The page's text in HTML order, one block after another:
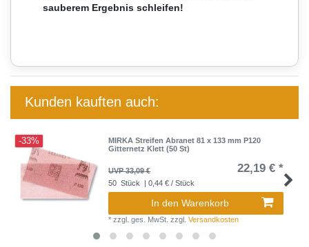
sauberem Ergebnis schleifen!
Kunden kauften auch:
-33%
MIRKA Streifen Abranet 81 x 133 mm P120
Gitternetz Klett (50 St)
UVP 33,09 € 22,19 € *
50 Stück | 0,44 € / Stück
In den Warenkorb
*zzgl. ges. MwSt. zzgl.Versandkosten